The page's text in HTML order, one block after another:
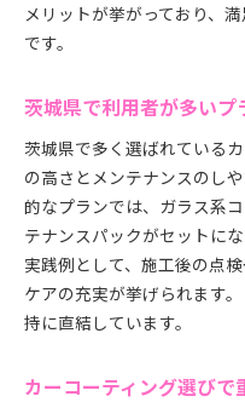
メリットが挙がっており、
です。
茨城県で利用者が多いプ
茨城県で多く選ばれている
の高さとメンテナンスのし
的なプランでは、ガラス系
テナンスパックがセットに
実践例として、施工後の点
ケアの充実が挙げられます
持に直結しています。
カーコーティング選びで